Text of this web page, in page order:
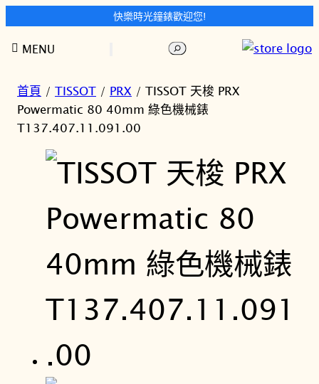
快樂時光鐘錶歡迎您!
至
搜
MENU
首頁 / TISSOT / PRX / TISSOT 天梭 PRX
Powermatic 80 40mm 綠色機械錶
T137.407.11.091.00